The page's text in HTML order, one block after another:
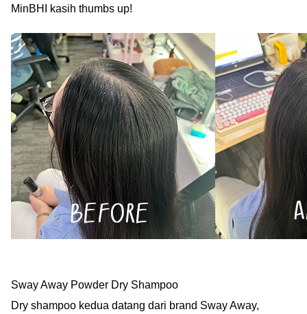
MinBHI kasih thumbs up!
Sway Away Powder Dry Shampoo
Dry shampoo kedua datang dari brand Sway Away,